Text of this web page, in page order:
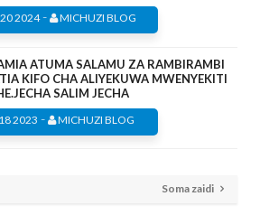
2024- MICHUZI BLOG
ATUMA SALAMU ZA RAMBIRAMBI
KIFO CHA ALIYEKUWA MWENYEKITI
SALIM JECHA
2023 - MICHUZI BLOG
Soma zaidi